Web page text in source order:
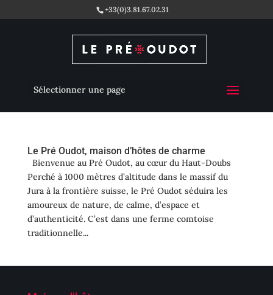
+33(0)3.81.67.02.31
Sélectionner une page
Le Pré Oudot, maison d’hôtes de charme
Bienvenue au Pré Oudot, au cœur du Haut-Doubs
Perché à 1000 mètres d’altitude dans le massif du
Jura à la frontière suisse, le Pré Oudot séduira les
amoureux de nature, de calme, d’espace et
d’authenticité. C’est dans une ferme comtoise
traditionnelle...